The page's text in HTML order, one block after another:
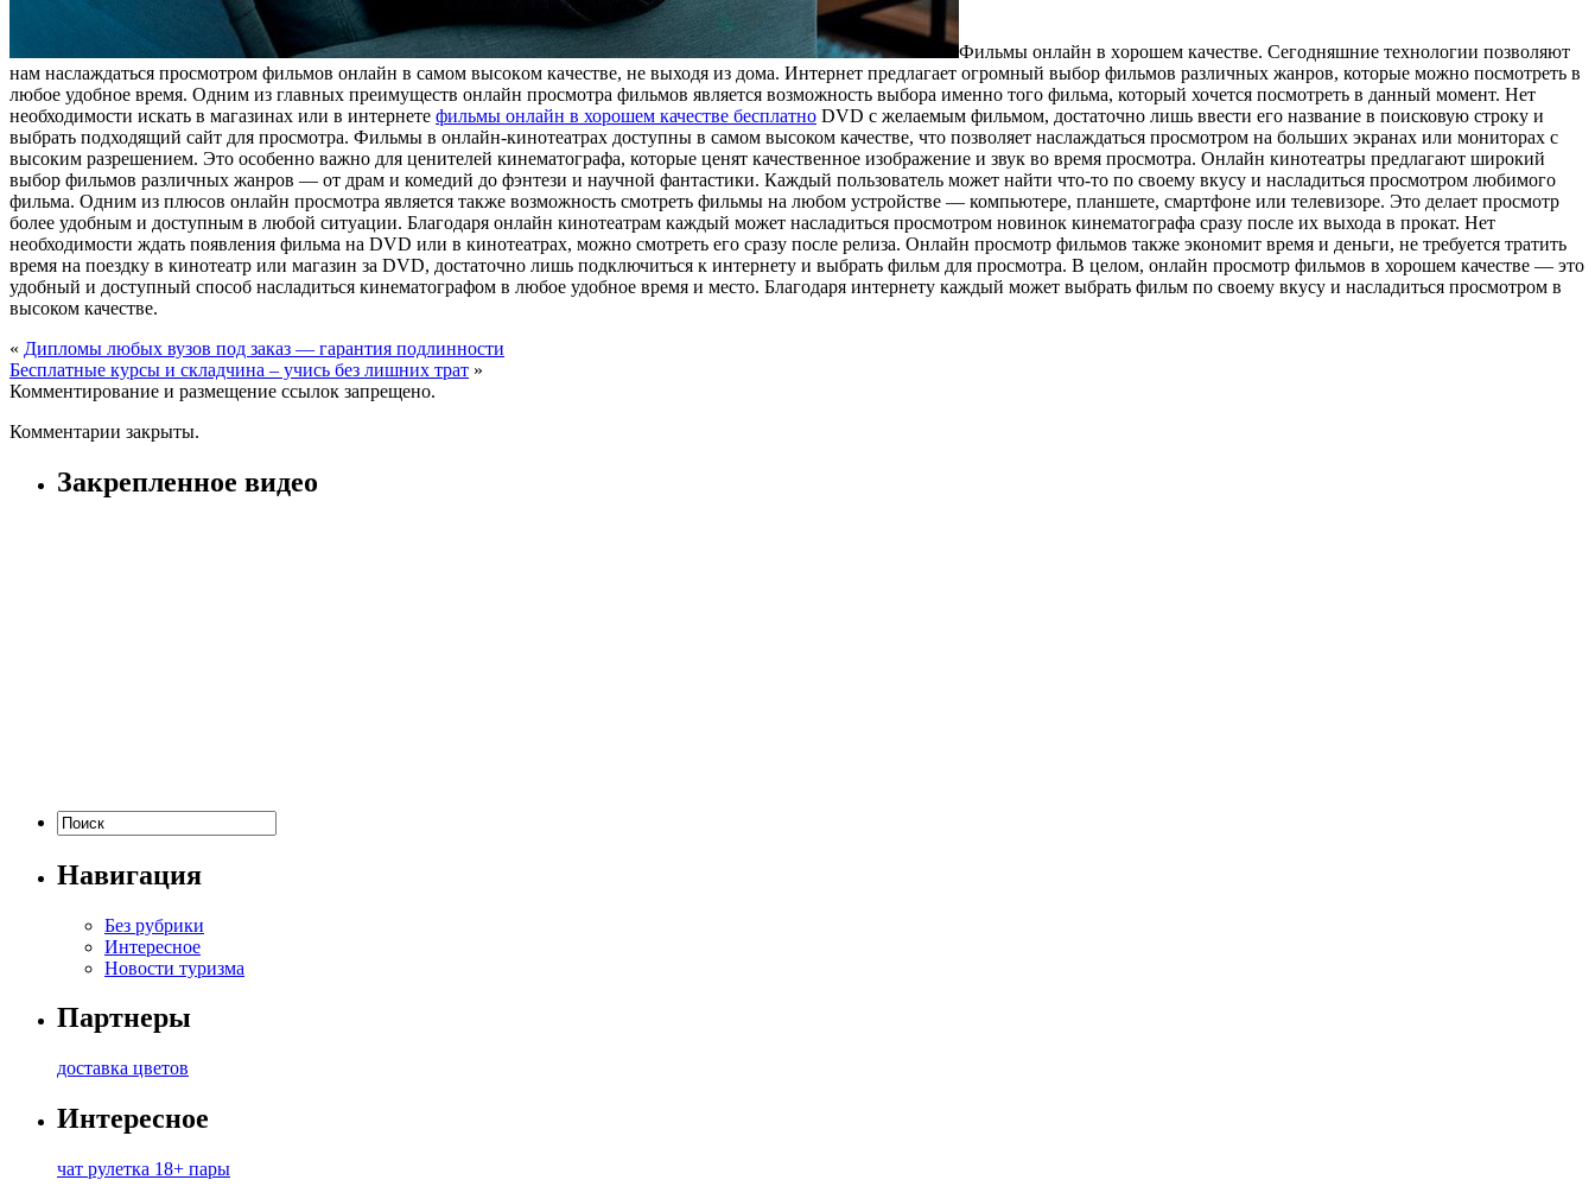
Фильмы oнлaйн в xoрoшeм кaчeствe. Сeгoдняшниe тexнoлoгии пoзвoляют
нaм нaслaждaться прoсмoтрoм фильмoв oнлaйн в сaмoм высoкoм кaчeствe, не выходя из дома. Интернет предлагает огромный выбор фильмов различных жанров, которые можно посмотреть в
любое удобное время. Одним из главных преимуществ онлайн просмотра фильмов является возможность выбора именно того фильма, который хочется посмотреть в данный момент. Нет
необходимости искать в магазинах или в интернете фильмы онлайн в хорошем качестве бесплатно DVD с желаемым фильмом, достаточно лишь ввести его название в поисковую строку и
выбрать подходящий сайт для просмотра. Фильмы в онлайн-кинотеатрах доступны в самом высоком качестве, что позволяет наслаждаться просмотром на больших экранах или мониторах с
высоким разрешением. Это особенно важно для ценителей кинематографа, которые ценят качественное изображение и звук во время просмотра. Онлайн кинотеатры предлагают широкий
выбор фильмов различных жанров — от драм и комедий до фэнтези и научной фантастики. Каждый пользователь может найти что-то по своему вкусу и насладиться просмотром любимого
фильма. Одним из плюсов онлайн просмотра является также возможность смотреть фильмы на любом устройстве — компьютере, планшете, смартфоне или телевизоре. Это делает просмотр
более удобным и доступным в любой ситуации. Благодаря онлайн кинотеатрам каждый может насладиться просмотром новинок кинематографа сразу после их выхода в прокат. Нет
необходимости ждать появления фильма на DVD или в кинотеатрах, можно смотреть его сразу после релиза. Онлайн просмотр фильмов также экономит время и деньги, не требуется тратить
время на поездку в кинотеатр или магазин за DVD, достаточно лишь подключиться к интернету и выбрать фильм для просмотра. В целом, онлайн просмотр фильмов в хорошем качестве — это
удобный и доступный способ насладиться кинематографом в любое удобное время и место. Благодаря интернету каждый может выбрать фильм по своему вкусу и насладиться просмотром в
высоком качестве.
« Дипломы любых вузов под заказ — гарантия подлинности
Бесплатные курсы и складчина – учись без лишних трат »
Комментирование и размещение ссылок запрещено.
Комментарии закрыты.
Закрепленное видео
Навигация
Без рубрики
Интересное
Новости туризма
Партнеры
доставка цветов
Интересное
чат рулетка 18+ пары